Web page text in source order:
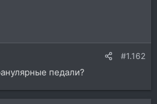
#1.162
педали?